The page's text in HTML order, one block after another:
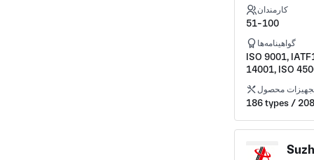
کارمندان
51-100
گواهینامه‌ها
ISO 9001,
14001, ISO
محصول
186 types /